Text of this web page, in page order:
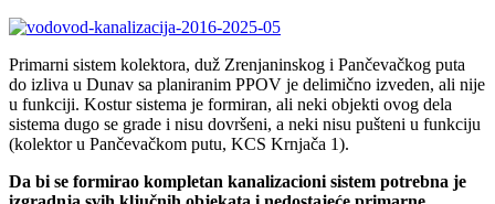
Primarni sistem kolektora, duž Zrenjaninskog i Pančevačkog puta
do izliva u Dunav sa planiranim PPOV je delimično izveden, ali nije
u funkciji. Kostur sistema je formiran, ali neki objekti ovog dela
sistema dugo se grade i nisu dovršeni, a neki nisu pušteni u funkciju
(kolektor u Pančevačkom putu, KCS Krnjača 1).
Da bi se formirao kompletan kanalizacioni sistem potrebna je